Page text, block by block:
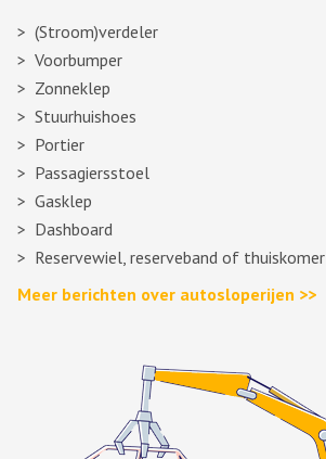
(Stroom)verdeler
Voorbumper
Zonneklep
Stuurhuishoes
Portier
Passagiersstoel
Gasklep
Dashboard
Reservewiel, reserveband of thuiskomer
Meer berichten over autosloperijen >>